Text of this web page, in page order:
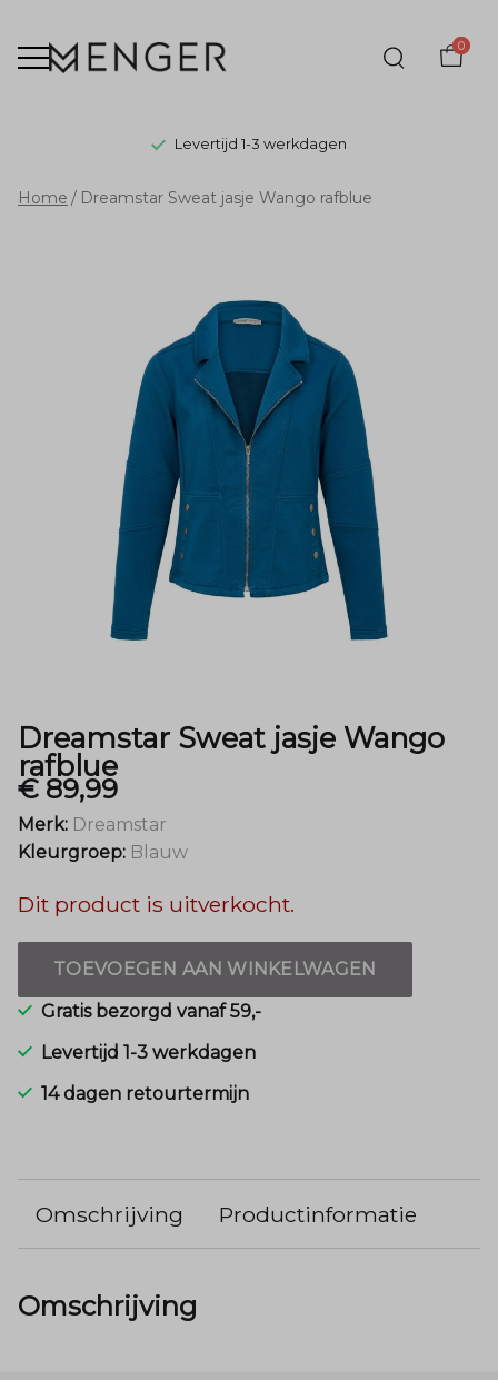
0
Levertijd 1-3 werkdagen
Dreamstar
Wango
rafblue
Menger
Mode
Home Dreamstar Sweat jasje Wango rafblue
Dreamstar Sweat jasje Wango
rafblue
€ 89,99
Merk: Dreamstar
Kleurgroep: Blauw
Dit product is uitverkocht.
TOEVOEGEN AAN WINKELWAGEN
Gratis bezorgd vanaf 59,-
Levertijd 1-3 werkdagen
14 dagen retourtermijn
Omschrijving Productinformatie
Omschrijving